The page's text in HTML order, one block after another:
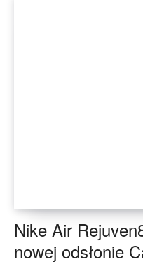
Nike Air
nowej odsłonie